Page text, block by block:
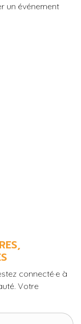
un événement
connecté·e à
Votre